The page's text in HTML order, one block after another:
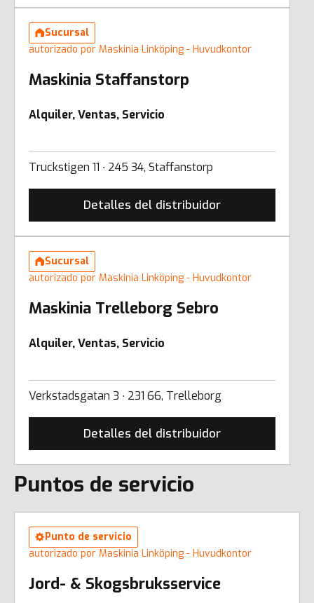
Sucursal
autorizado por Maskinia Linköping - Huvudkontor
Maskinia Staffanstorp
Alquiler, Ventas, Servicio
Truckstigen 11 ∙ 245 34, Staffanstorp
Detalles del distribuidor
Sucursal
autorizado por Maskinia Linköping - Huvudkontor
Maskinia Trelleborg Sebro
Alquiler, Ventas, Servicio
Verkstadsgatan 3 ∙ 231 66, Trelleborg
Detalles del distribuidor
Puntos de servicio
Punto de servicio
autorizado por Maskinia Linköping - Huvudkontor
Jord- & Skogsbruksservice